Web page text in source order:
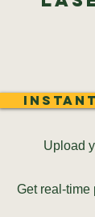
Upload
Get real-time